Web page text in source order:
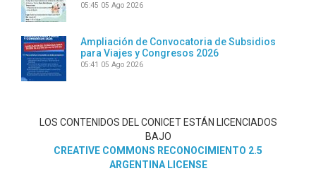
05:45 05 Ago 2026
Ampliación de Convocatoria de Subsidios
para Viajes y Congresos 2026
05:41 05 Ago 2026
LOS CONTENIDOS DEL CONICET ESTÁN LICENCIADOS
BAJO
CREATIVE COMMONS RECONOCIMIENTO 2.5
ARGENTINA LICENSE